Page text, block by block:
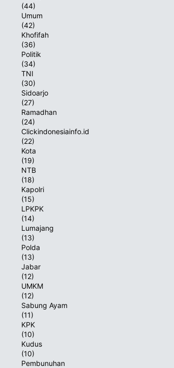
(44)
Umum
(42)
Khofifah
(36)
Politik
(34)
TNI
(30)
Sidoarjo
(27)
Ramadhan
(24)
Clickindonesiainfo.id
(22)
Kota
(19)
NTB
(18)
Kapolri
(15)
LPKPK
(14)
Lumajang
(13)
Polda
(13)
Jabar
(12)
UMKM
(12)
Sabung Ayam
(11)
KPK
(10)
Kudus
(10)
Pembunuhan